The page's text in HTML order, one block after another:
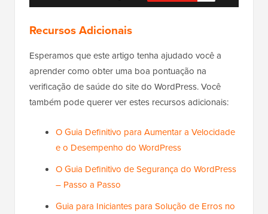
Recursos Adicionais
Esperamos que este artigo tenha ajudado você a
aprender como obter uma boa pontuação na
verificação de saúde do site do WordPress. Você
também pode querer ver estes recursos adicionais:
O Guia Definitivo para Aumentar a Velocidade
e o Desempenho do WordPress
O Guia Definitivo de Segurança do WordPress
– Passo a Passo
Guia para Iniciantes para Solução de Erros no